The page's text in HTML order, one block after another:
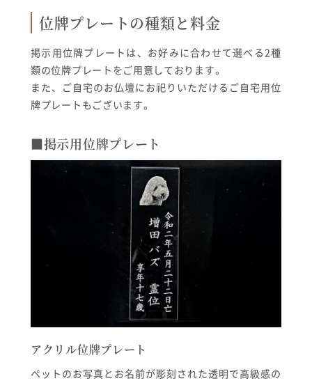
位牌プレートの種類と料金
掲示用位牌プレートは、お好みに合わせて選べる2種
類の位牌プレートをご用意しております。
また、ご自宅のお仏壇にお祀りいただけるご自宅用位
牌プレートもございます。
■掲示用位牌プレート
アクリル位牌プレート
ペットのお写真とお名前が彫刻された透明で高級感の